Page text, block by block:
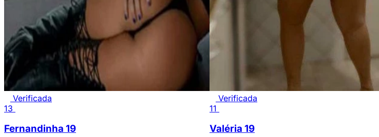
Verificada
13
Fernandinha 19
Verificada
11
Valéria 19